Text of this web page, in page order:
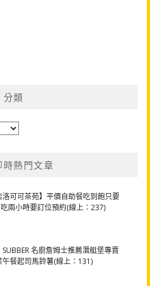
分類
時熱門文章
洛可可茶苑】平價自助餐吃到飽只要
兩小時要訂位預約(線上：237)
SUBBER 名廚詹姆士推薦潛艇堡專賣
餐起司馬鈴薯(線上：131)